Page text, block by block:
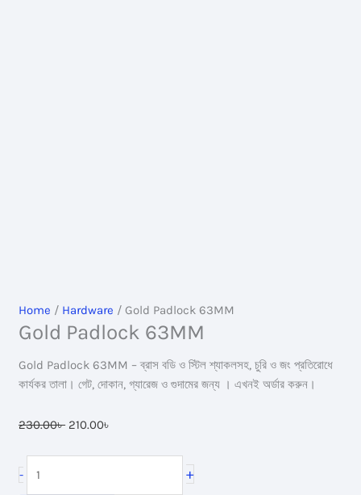
Home / Hardware / Gold Padlock 63MM
Gold Padlock 63MM
Gold Padlock 63MM – ব্রাস বডি ও স্টিল শ্যাকলসহ, চুরি ও জং প্রতিরোধে
কার্যকর তালা। গেট, দোকান, গ্যারেজ ও গুদামের জন্য । এখনই অর্ডার করুন।
230.00৳ Original
210.00৳
-
Padlock
+